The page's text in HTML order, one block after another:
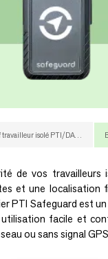
Dispositif travailleur isolé PTI/DATI : fonctionnalités et modèles
de vos travailleurs
et une localisation
PTI Safeguard est
facile et
ou sans signal